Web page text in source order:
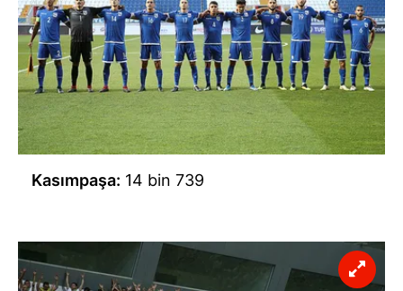
Kasımpaşa: 14 bin 739